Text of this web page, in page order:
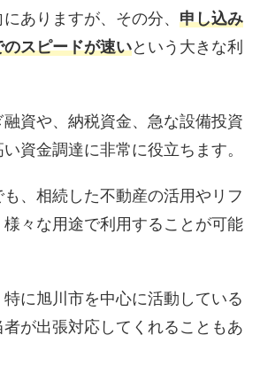
ありますが、その分、 申し込み
スピードが速いという大きな利
資や、納税資金、急な設備投資
資金調達に非常に役立ちます。
も、相続した不動産の活用やリフ
様々な用途で利用することが可能
特に旭川市を中心に活動している
者が出張対応してくれることもあ